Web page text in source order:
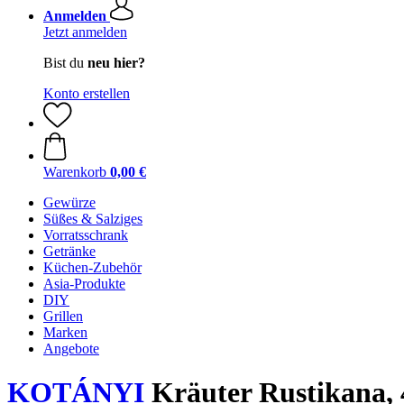
Anmelden
Jetzt anmelden
Bist du neu hier?
Konto erstellen
Warenkorb 0,00 €
Gewürze
Süßes & Salziges
Vorratsschrank
Getränke
Küchen-Zubehör
Asia-Produkte
DIY
Grillen
Marken
Angebote
KOTÁNYI Kräuter Rustikana,